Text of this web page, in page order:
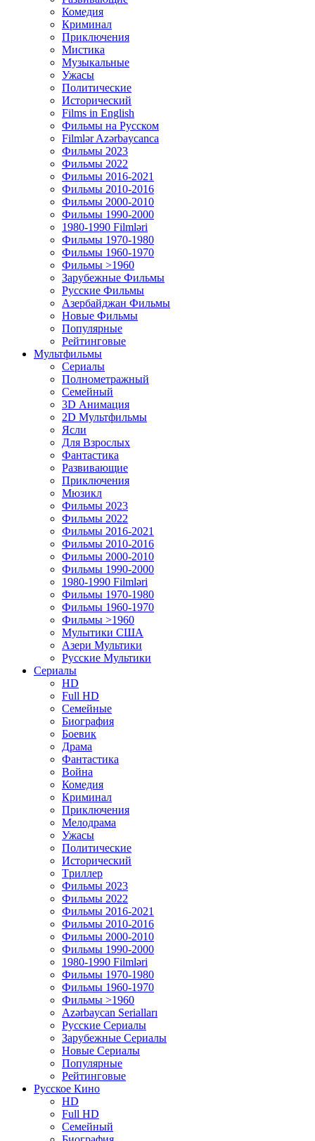
Комедия
Криминал
Приключения
Мистика
Музыкальные
Ужасы
Политические
Исторический
Films in English
Фильмы на Русском
Filmlər Azərbaycanca
Фильмы 2023
Фильмы 2022
Фильмы 2016-2021
Фильмы 2010-2016
Фильмы 2000-2010
Фильмы 1990-2000
1980-1990 Filmləri
Фильмы 1970-1980
Фильмы 1960-1970
Фильмы >1960
Зарубежные Фильмы
Русские Фильмы
Азербайджан Фильмы
Новые Фильмы
Популярные
Рейтинговые
Мультфильмы
Сериалы
Полнометражный
Семейный
3D Анимация
2D Мультфильмы
Ясли
Для Взрослых
Фантастика
Развивающие
Приключения
Мюзикл
Фильмы 2023
Фильмы 2022
Фильмы 2016-2021
Фильмы 2010-2016
Фильмы 2000-2010
Фильмы 1990-2000
1980-1990 Filmləri
Фильмы 1970-1980
Фильмы 1960-1970
Фильмы >1960
Мулытики США
Азери Мультики
Русские Мультики
Сериалы
HD
Full HD
Семейные
Биография
Боевик
Драма
Фантастика
Война
Комедия
Криминал
Приключения
Мелодрама
Ужасы
Политические
Исторический
Tриллер
Фильмы 2023
Фильмы 2022
Фильмы 2016-2021
Фильмы 2010-2016
Фильмы 2000-2010
Фильмы 1990-2000
1980-1990 Filmləri
Фильмы 1970-1980
Фильмы 1960-1970
Фильмы >1960
Azərbaycan Serialları
Русские Сериалы
Зарубежные Сериалы
Новые Сериалы
Популярные
Рейтинговые
Русское Кино
HD
Full HD
Семейный